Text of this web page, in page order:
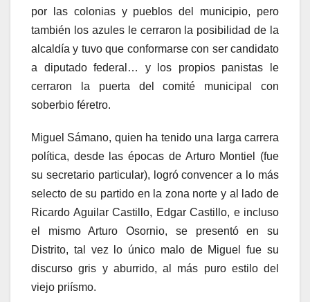
por las colonias y pueblos del municipio, pero
también los azules le cerraron la posibilidad de la
alcaldía y tuvo que conformarse con ser candidato
a diputado federal… y los propios panistas le
cerraron la puerta del comité municipal con
soberbio féretro.
Miguel Sámano, quien ha tenido una larga carrera
política, desde las épocas de Arturo Montiel (fue
su secretario particular), logró convencer a lo más
selecto de su partido en la zona norte y al lado de
Ricardo Aguilar Castillo, Edgar Castillo, e incluso
el mismo Arturo Osornio, se presentó en su
Distrito, tal vez lo único malo de Miguel fue su
discurso gris y aburrido, al más puro estilo del
viejo priísmo.